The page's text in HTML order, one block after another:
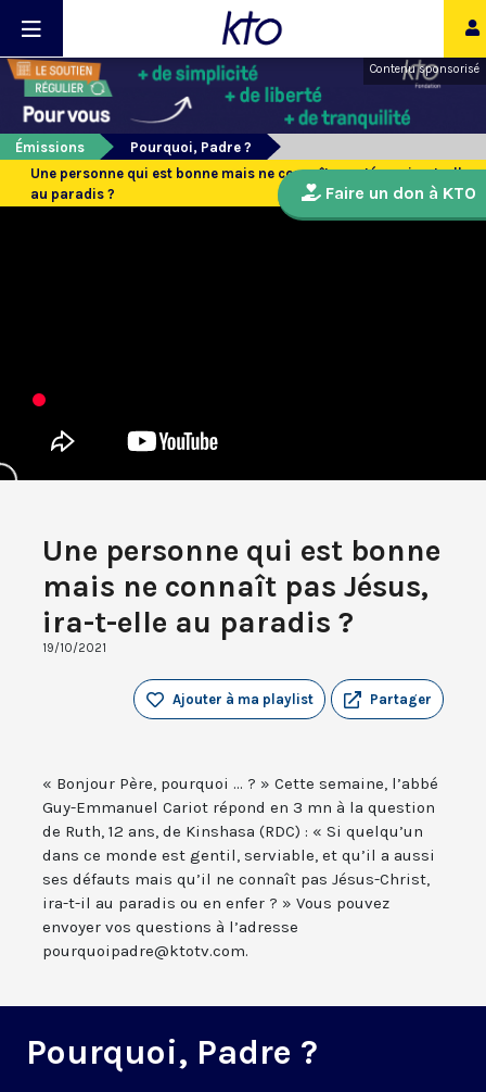
Contenu sponsorisé
Émissions
Pourquoi, Padre ?
Une personne qui est bonne mais ne connaît pas Jésus, ira-t-elle
au paradis ?
Une personne qui est bonne
mais ne connaît pas Jésus,
ira-t-elle au paradis ?
19/10/2021
Partager
Ajouter à ma playlist
« Bonjour Père, pourquoi ... ? » Cette semaine, l’abbé
Guy-Emmanuel Cariot répond en 3 mn à la question
de Ruth, 12 ans, de Kinshasa (RDC) : « Si quelqu’un
dans ce monde est gentil, serviable, et qu’il a aussi
ses défauts mais qu’il ne connaît pas Jésus-Christ,
ira-t-il au paradis ou en enfer ? » Vous pouvez
envoyer vos questions à l’adresse
pourquoipadre@ktotv.com.
Pourquoi, Padre ?
Faire un don à KTO